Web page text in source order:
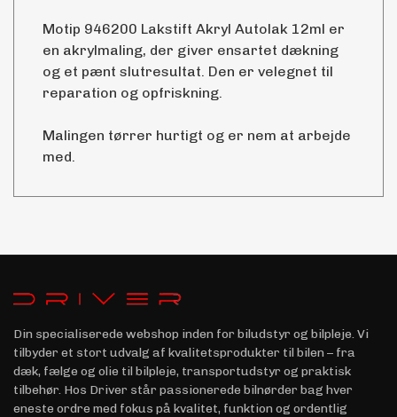
Motip 946200 Lakstift Akryl Autolak 12ml er
en akrylmaling, der giver ensartet dækning
og et pænt slutresultat. Den er velegnet til
reparation og opfriskning.
Malingen tørrer hurtigt og er nem at arbejde
med.
Din specialiserede webshop inden for biludstyr og bilpleje. Vi
tilbyder et stort udvalg af kvalitetsprodukter til bilen – fra
dæk, fælge og olie til bilpleje, transportudstyr og praktisk
tilbehør. Hos Driver står passionerede bilnørder bag hver
eneste ordre med fokus på kvalitet, funktion og ordentlig